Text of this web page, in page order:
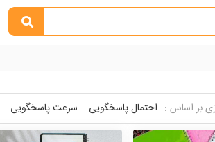
بر اساس : احتمال پاسخگویی سرعت پاسخگویی